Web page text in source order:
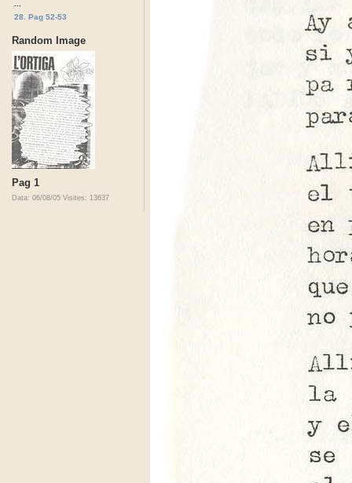
28. Pag 52-53
Random Image
Pag 1
Data: 06/08/05 Visites: 13637